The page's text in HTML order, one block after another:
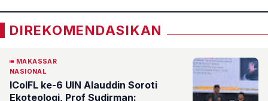
DIREKOMENDASIKAN
MAKASSAR
NASIONAL
ICoIFL ke-6 UIN Alauddin Soroti
Ekoteologi, Prof Sudirman: